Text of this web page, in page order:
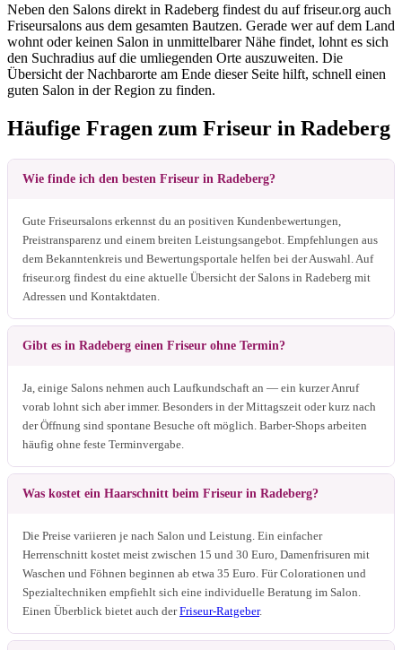
Neben den Salons direkt in Radeberg findest du auf friseur.org auch
Friseursalons aus dem gesamten Bautzen. Gerade wer auf dem Land
wohnt oder keinen Salon in unmittelbarer Nähe findet, lohnt es sich
den Suchradius auf die umliegenden Orte auszuweiten. Die
Übersicht der Nachbarorte am Ende dieser Seite hilft, schnell einen
guten Salon in der Region zu finden.
Häufige Fragen zum Friseur in Radeberg
Wie finde ich den besten Friseur in Radeberg?
Gute Friseursalons erkennst du an positiven Kundenbewertungen,
Preistransparenz und einem breiten Leistungsangebot. Empfehlungen aus
dem Bekanntenkreis und Bewertungsportale helfen bei der Auswahl. Auf
friseur.org findest du eine aktuelle Übersicht der Salons in Radeberg mit
Adressen und Kontaktdaten.
Gibt es in Radeberg einen Friseur ohne Termin?
Ja, einige Salons nehmen auch Laufkundschaft an — ein kurzer Anruf
vorab lohnt sich aber immer. Besonders in der Mittagszeit oder kurz nach
der Öffnung sind spontane Besuche oft möglich. Barber-Shops arbeiten
häufig ohne feste Terminvergabe.
Was kostet ein Haarschnitt beim Friseur in Radeberg?
Die Preise variieren je nach Salon und Leistung. Ein einfacher
Herrenschnitt kostet meist zwischen 15 und 30 Euro, Damenfrisuren mit
Waschen und Föhnen beginnen ab etwa 35 Euro. Für Colorationen und
Spezialtechniken empfiehlt sich eine individuelle Beratung im Salon.
Einen Überblick bietet auch derFriseur-Ratgeber.